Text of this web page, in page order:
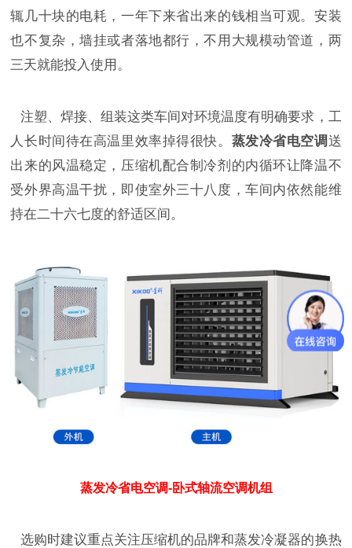
辄几十块的电耗，一年下来省出来的钱相当可观。安装
也不复杂，墙挂或者落地都行，不用大规模动管道，两
三天就能投入使用。
注塑、焊接、组装这类车间对环境温度有明确要求，工
人长时间待在高温里效率掉得很快。 蒸发冷省电空调送
出来的风温稳定，压缩机配合制冷剂的内循环让降温不
受外界高温干扰，即使室外三十八度，车间内依然能维
持在二十六七度的舒适区间。
蒸发冷省电空调-卧式轴流空调机组
选购时建议重点关注压缩机的品牌和蒸发冷凝器的换热